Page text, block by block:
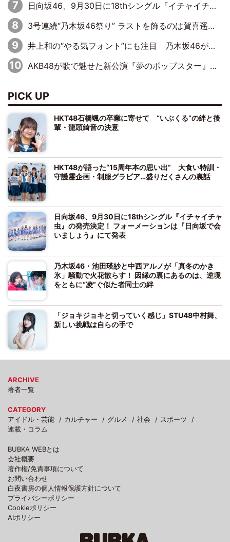
日向坂46、9月30日に18thシングル『イチャイチャ虫』の発売決定！ フォーメーションは『日向坂で会いましょう』にて発表
3号連続“乃木坂46祭り” ラストを飾るのは賀喜遥香…5年ぶりの登場に「5年分大人になった私を見ていただけたら」
井上和の“やる気フォント”にも注目 乃木坂46が挑んだ書道パフォーマンスの舞台裏
AKB48が歌で魅せた新公演『夢のポップスター』 初日から全身全霊のステージ
PICK UP
HKT48石橋颯の卒業に寄せて “いぶくる”の絆と後
輩・龍頭綺音の決意
HKT48が語った“15周年本の思い出” 大食い特訓・
守護霊企画・制服グラビア…盛りだくさんの裏話
日向坂46、9月30日に18thシングル『イチャイチャ
虫』の発売決定！ フォーメーションは『日向坂で会
いましょう』にて発表
乃木坂46・池田瑛紗と中西アルノが「真冬のかき
氷」騒動で火花散らす！ 因縁の裏にあるのは、逆境
をともに“凌”ぐ似た者同士の絆
「ジョキジョキと切っていく感じ」STU48中村舞、
新しい挑戦は自らの手で
ARCHIVE
著者一覧
CATEGORY
アイドル・芸能
カルチャー グルメ 社会
スポーツ
連載・コラム
BUBKA WEBとは
会社概要
著作権/免責事項について
お問い合わせ
白夜書房の個人情報保護方針について
プライバシーポリシー
Cookieポリシー
AIポリシー